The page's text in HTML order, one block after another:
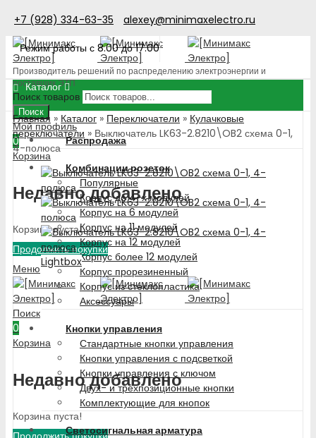
+7 (928) 334-63-35
alexey@minimaxelectro.ru
Режим работы с 8.00 до 17.00
Производитель решений по распределению электроэнергии и
поставщик ЭТП
Поиск товаров
Поиск
Мой профиль
0
Корзина
Недавно добавлено
Корзина пуста!
Продолжить покупки
Меню
Поиск
0
Корзина
Недавно добавлено
Корзина пуста!
Каталог
Распродажа
Комбинации розеток
Популярные
Корпус до 4-х модулей
Корпус на 6 модулей
Корпус на 11 модулей
Корпус на 12 модулей
Корпус более 12 модулей
Корпус прорезиненный
Корпус из стеклопластика
Аксессуары
Кнопки управления
Стандартные кнопки управления
Кнопки управления с подсветкой
Кнопки управления с ключом
Двух- и трехпозиционные кнопки
Комплектующие для кнопок
Светосигнальная арматура
Главная » Каталог » Переключатели » Кулачковые
переключатели » Выключатель LK63-2.8210\OB2 схема 0-1,
4-полюса
Lightbox